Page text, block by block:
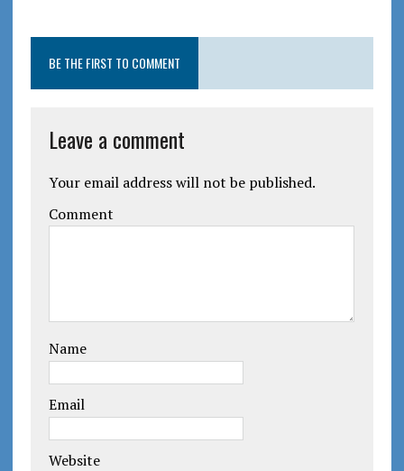
BE THE FIRST TO COMMENT
Leave a comment
Your email address will not be published.
Comment
Name
Email
Website